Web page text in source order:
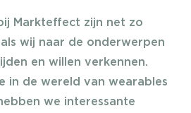
Markteffect zijn net zo
wij naar de onderwerpen
en willen verkennen.
in de wereld van wearables
we interessante